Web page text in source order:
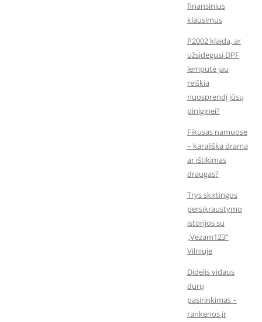
finansinius
klausimus
P2002 klaida, ar
užsidegusi DPF
lemputė jau
reiškia
nuosprendį jūsų
piniginei?
Fikusas namuose
– karališka drama
ar ištikimas
draugas?
Trys skirtingos
persikraustymo
istorijos su
„Vezam123“
Vilniuje
Didelis vidaus
durų
pasirinkimas –
rankenos ir